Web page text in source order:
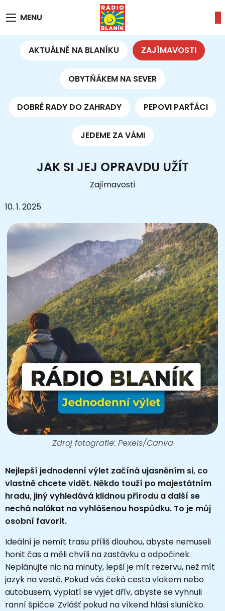
MENU
AKTUÁLNĚ NA BLANÍKU ZAJÍMAVOSTI
OBYTŇÁKEM NA SEVER
DOBRÉ RADY DO ZAHRADY PEPOVI PARŤÁCI
JEDEME ZA VÁMI
JAK SI JEJ OPRAVDU UŽÍT
Zajímavosti
10. 1. 2025
Zdroj fotografie: Pexels/Canva
Nejlepší jednodenní výlet začíná ujasněním si, co
vlastně chcete vidět. Někdo touží po majestátním
hradu, jiný vyhledává klidnou přírodu a další se
nechá nalákat na vyhlášenou hospůdku. To je můj
osobní favorit.
Ideální je nemít trasu příliš dlouhou, abyste nemuseli
honit čas a měli chvíli na zastávku a odpočinek.
Neplánujte nic na minuty, lepší je mít rezervu, než mít
jazyk na vestě. Pokud vás čeká cesta vlakem nebo
autobusem, vyplatí se vyjet dřív, abyste se vyhnuli
ranní špičce. Zvlášť pokud na víkend hlásí sluníčko.